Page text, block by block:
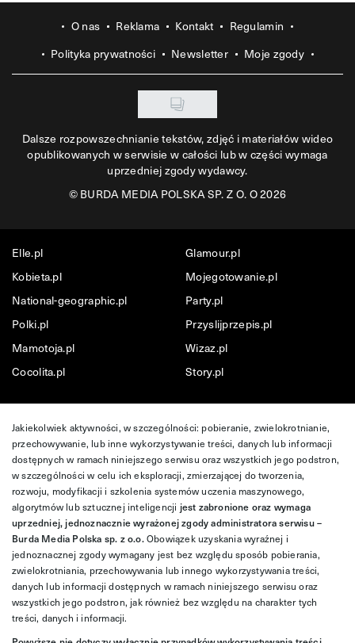
O nas Reklama Kontakt
Regulamin
Polityka prywatności
Newsletter Moje zgody
Dalsze rozpowszechnianie tekstów, zdjęć i materiałów wideo
opublikowanych w serwisie w całości lub w części wymaga
uprzedniej zgody wydawcy.
©BURDA MEDIA POLSKA SP. Z O. O 2026
Elle.pl
Glamour.pl
Kobieta.pl
Mojegotowanie.pl
National-geographic.pl
Party.pl
Polki.pl
Przyslijprzepis.pl
Mamotoja.pl
Wizaz.pl
Cocolita.pl
Story.pl
Jakiekolwiek aktywności, w szczególności: pobieranie, zwielokrotnianie,
przechowywanie, lub inne wykorzystywanie treści, danych lub informacji
dostępnych w ramach niniejszego serwisu oraz wszystkich jego podstron,
w szczególności w celu ich eksploracji, zmierzającej do tworzenia,
rozwoju, modyfikacji i szkolenia systemów uczenia maszynowego,
algorytmów lub sztucznej inteligencji jest zabronione oraz wymaga
uprzedniej, jednoznacznie wyrażonej zgody administratora serwisu –
Burda Media Polska sp. z o.o.Obowiązek uzyskania wyraźnej i
jednoznacznej zgody wymagany jest bez względu sposób pobierania,
zwielokrotniania, przechowywania lub innego wykorzystywania treści,
danych lub informacji dostępnych w ramach niniejszego serwisu oraz
wszystkich jego podstron, jak również bez względu na charakter tych
treści, danych i informacji.